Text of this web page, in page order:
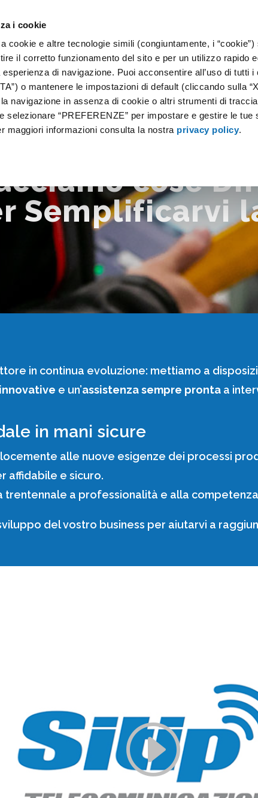
i cookie
cookie e altre tecnologie simili (congiuntamente, i
il corretto funzionamento del sito e per un utilizzo rapido
di navigazione. Puoi acconsentire all’uso di tutti i
o mantenere le impostazioni di default (cliccando sulla
navigazione in assenza di cookie o altri strumenti di
selezionare “PREFERENZE” per impostare e gestire le tue
maggiori informazioni consulta la nostra privacy policy.
E SERVIZI IOT GALLERIA
cose
Semplificarvi
in continua evoluzione: mettiamo a
e un’assistenza sempre pronta a
in mani sicure
alle nuove esigenze dei processi
affidabile e sicuro.
trentennale a professionalità e alla
del vostro business per aiutarvi a